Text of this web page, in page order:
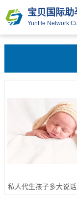
宝贝国际助
YunHe Network
私人代生孩子多大说